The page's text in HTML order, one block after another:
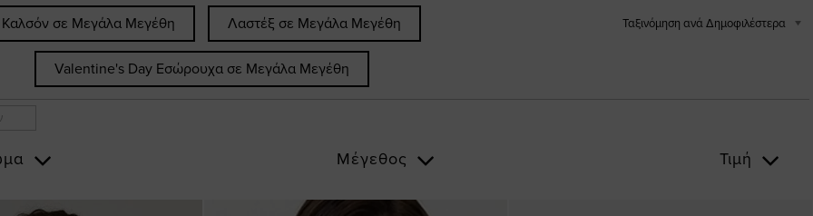
Καλσόν σε Μεγάλα Μεγέθη Λαστέξ σε Μεγάλα Μεγέθη
Valentine's Day Εσώρουχα σε Μεγάλα Μεγέθη
Ταξινόμηση ανά Δημοφιλέστερα
Μέγεθος Τιμή